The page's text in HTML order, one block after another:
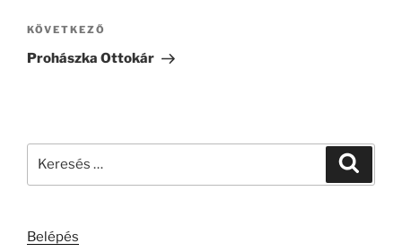
Következő
bejegyzés
KÖVETKEZŐ
Prohászka Ottokár
Belépés